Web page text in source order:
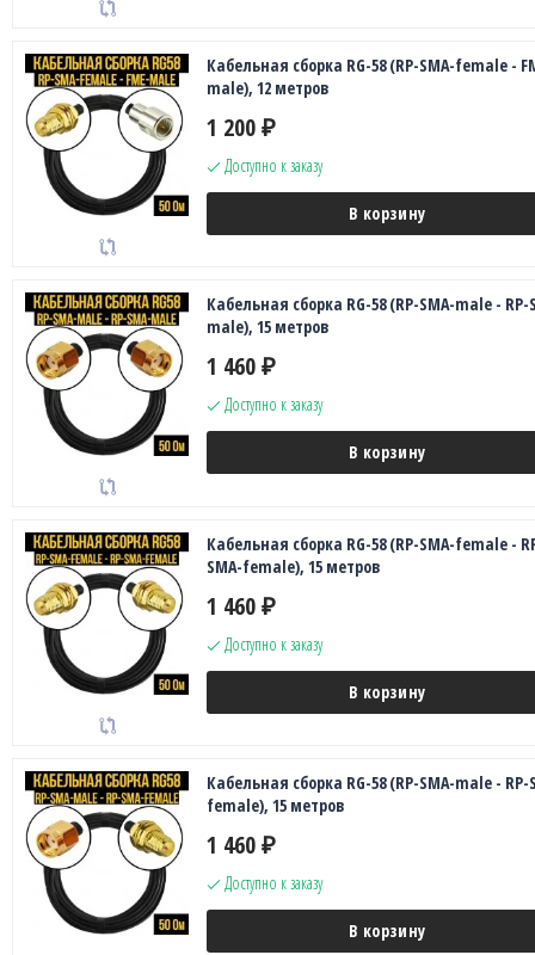
Кабельная сборка RG-58 (RP-SMA-female -
male), 12 метров
1 200 ₽
Доступно к заказу
В корзину
Кабельная сборка RG-58 (RP-SMA-male - RP-
male), 15 метров
1 460 ₽
Доступно к заказу
В корзину
Кабельная сборка RG-58 (RP-SMA-female -
SMA-female), 15 метров
1 460 ₽
Доступно к заказу
В корзину
Кабельная сборка RG-58 (RP-SMA-male - RP-
female), 15 метров
1 460 ₽
Доступно к заказу
В корзину